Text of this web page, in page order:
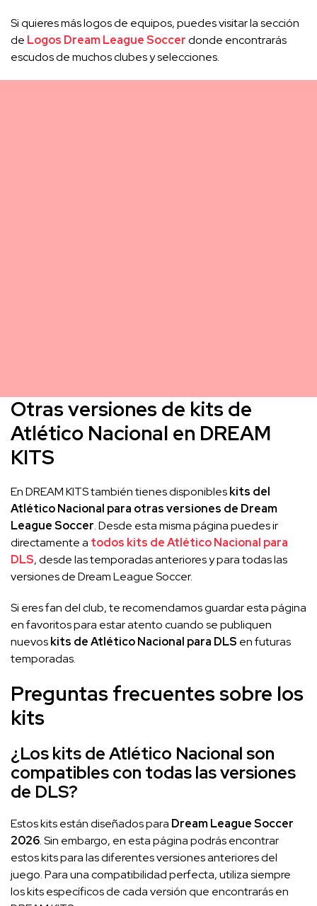
Si quieres más logos de equipos, puedes visitar la sección
de Logos Dream League Soccerdonde encontrarás
escudos de muchos clubes y selecciones.
Otras versiones de kits de
Atlético Nacional en DREAM
KITS
En DREAM KITS también tienes disponibleskits del
Atlético Nacional para otras versiones de Dream
League Soccer. Desde esta misma página puedes ir
directamente a todos kits de Atlético Nacional para
DLS, desde las temporadas anteriores y para todas las
versiones de Dream League Soccer.
Si eres fan del club, te recomendamos guardar esta página
en favoritos para estar atento cuando se publiquen
nuevoskits de Atlético Nacional para DLS en futuras
temporadas.
Preguntas frecuentes sobre los
kits
¿Los kits de Atlético Nacional son
compatibles con todas las versiones
de DLS?
Estos kits están diseñados para Dream League Soccer
2026. Sin embargo, en esta página podrás encontrar
estos kits para las diferentes versiones anteriores del
juego. Para una compatibilidad perfecta, utiliza siempre
los kits específicos de cada versión que encontrarás en